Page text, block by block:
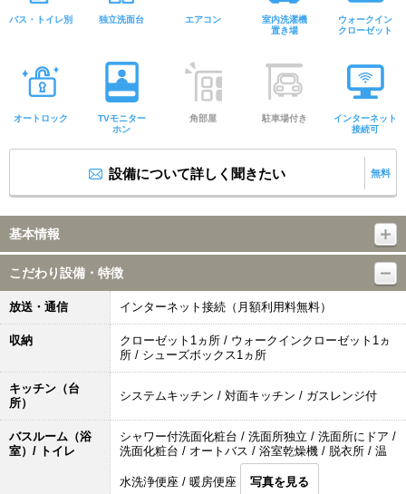
バス・トイレ別 独立洗面台 エアコン
室内洗濯機
置き場
ウォークイン
クローゼット
オートロック
TVモニター
ホン
角部屋 駐車場付き
インターネット
接続可
設備について詳しく聞きたい 無料
基本情報
こだわり設備・特徴
放送・通信 インターネット接続（月額利用料無料）
収納
クローゼット1ヵ所 / ウォークインクローゼット1ヵ
所 / シューズボックス1ヵ所
キッチン（台
所）
システムキッチン / 対面キッチン / ガスレンジ付
バスルーム（浴
室）/ トイレ
シャワー付洗面化粧台 / 洗面所独立 / 洗面所にドア /
洗面化粧台 / オートバス / 浴室乾燥機 / 脱衣所 / 温
水洗浄便座 / 暖房便座 写真を見る